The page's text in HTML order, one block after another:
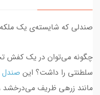
صندلی که شایسته‌ی یک
چگونه می‌توان در یک کفش
سلطنتی را داشت؟ این صندل
مانند زرهی ظریف می‌درخشد